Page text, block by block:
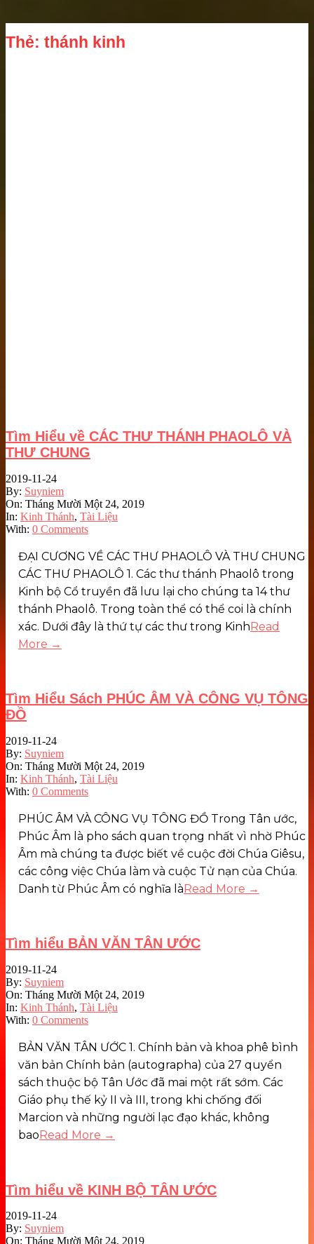
Thẻ: thánh kinh
Tìm Hiểu về CÁC THƯ THÁNH PHAOLÔ VÀ
THƯ CHUNG
2019-11-24
By: Suyniem
On: Tháng Mười Một 24, 2019
In: Kinh Thánh, Tài Liệu
With: 0 Comments
ĐẠI CƯƠNG VỀ CÁC THƯ PHAOLÔ VÀ THƯ CHUNG
CÁC THƯ PHAOLÔ 1. Các thư thánh Phaolô trong
Kinh bộ Cổ truyền đã lưu lại cho chúng ta 14 thư
thánh Phaolô. Trong toàn thể có thể coi là chính
xác. Dưới đây là thứ tự các thư trong KinhRead
More →
Tìm Hiểu Sách PHÚC ÂM VÀ CÔNG VỤ TÔNG
ĐỒ
2019-11-24
By: Suyniem
On: Tháng Mười Một 24, 2019
In: Kinh Thánh, Tài Liệu
With: 0 Comments
PHÚC ÂM VÀ CÔNG VỤ TÔNG ĐỒ Trong Tân ước,
Phúc Âm là pho sách quan trọng nhất vì nhờ Phúc
Âm mà chúng ta được biết về cuộc đời Chúa Giêsu,
các công việc Chúa làm và cuộc Tử nạn của Chúa.
Danh từ Phúc Âm có nghĩa làRead More →
Tìm hiểu BẢN VĂN TÂN ƯỚC
2019-11-24
By: Suyniem
On: Tháng Mười Một 24, 2019
In: Kinh Thánh, Tài Liệu
With: 0 Comments
BẢN VĂN TÂN ƯỚC 1. Chính bản và khoa phê bình
văn bản Chính bản (autographa) của 27 quyển
sách thuộc bộ Tân Ước đã mai một rất sớm. Các
Giáo phụ thế kỷ II và III, trong khi chống đối
Marcion và những người lạc đạo khác, không
baoRead More →
Tìm hiểu về KINH BỘ TÂN ƯỚC
2019-11-24
By: Suyniem
On: Tháng Mười Một 24, 2019